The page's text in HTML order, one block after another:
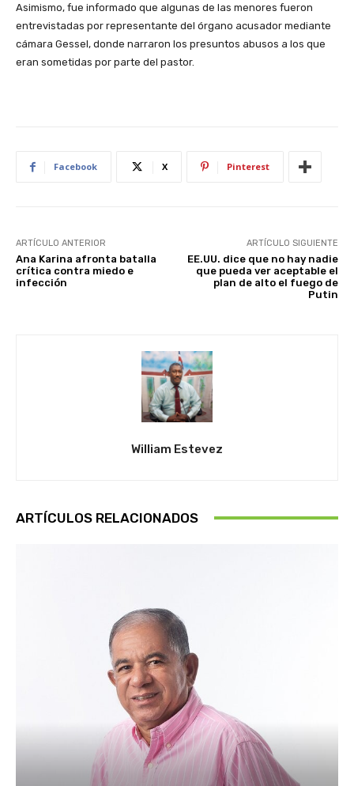
Asimismo, fue informado que algunas de las menores fueron
entrevistadas por representante del órgano acusador mediante
cámara Gessel, donde narraron los presuntos abusos a los que
eran sometidas por parte del pastor.
Facebook X Pinterest
ARTÍCULO ANTERIOR
Ana Karina afronta batalla
crítica contra miedo e
infección
ARTÍCULO SIGUIENTE
EE.UU. dice que no hay nadie
que pueda ver aceptable el
plan de alto el fuego de
Putin
William Estevez
ARTÍCULOS RELACIONADOS